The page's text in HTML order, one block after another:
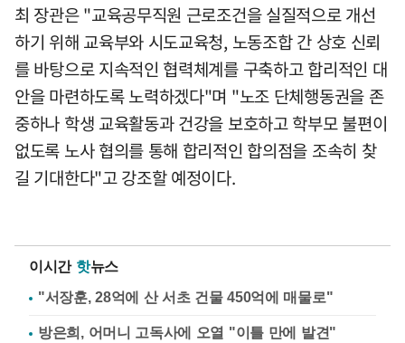
최 장관은 "교육공무직원 근로조건을 실질적으로 개선
하기 위해 교육부와 시도교육청, 노동조합 간 상호 신뢰
를 바탕으로 지속적인 협력체계를 구축하고 합리적인 대
안을 마련하도록 노력하겠다"며 "노조 단체행동권을 존
중하나 학생 교육활동과 건강을 보호하고 학부모 불편이
없도록 노사 협의를 통해 합리적인 합의점을 조속히 찾
길 기대한다"고 강조할 예정이다.
이시간 핫뉴스
"서장훈, 28억에 산 서초 건물 450억에 매물로"
방은희, 어머니 고독사에 오열 "이틀 만에 발견"